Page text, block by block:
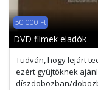
50 000 Ft
DVD filmek eladók
Tudván, hogy lejárt
ezért gyűjtőknek
díszdobozban/